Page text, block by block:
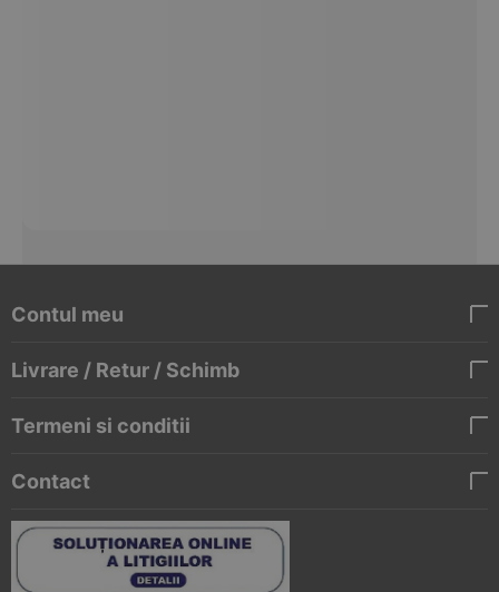
Contul meu
Livrare / Retur / Schimb
Termeni si conditii
Contact